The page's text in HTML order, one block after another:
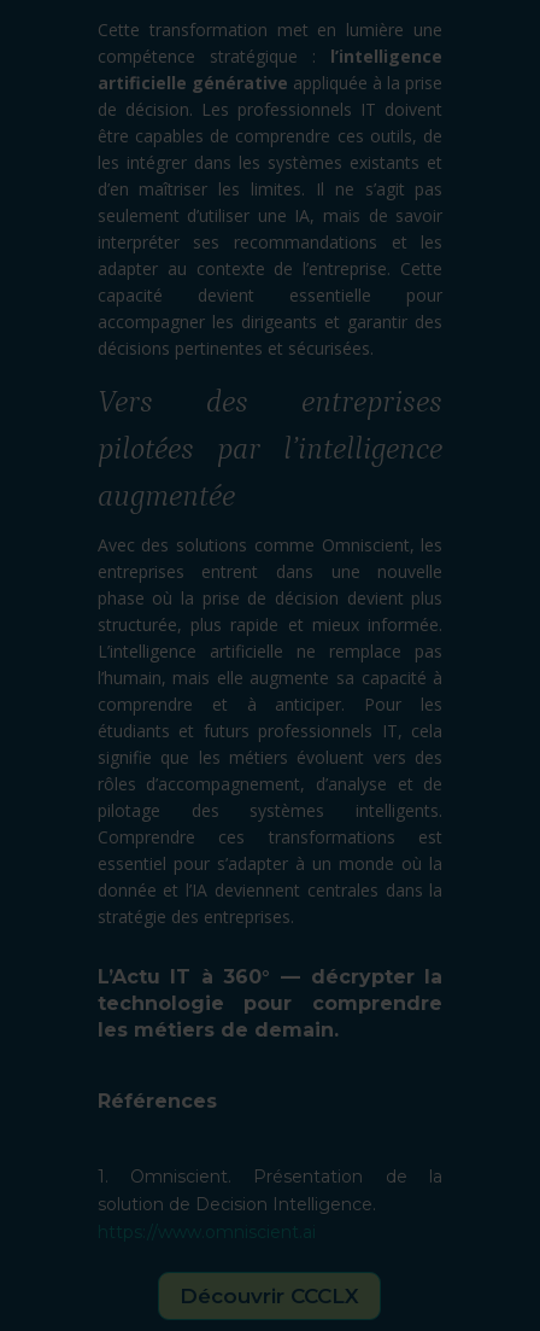
Cette transformation met en lumière une
compétence stratégique :
l’intelligence
artificielle générative appliquée à la prise
de décision. Les professionnels IT doivent
être capables de comprendre ces outils, de
les intégrer dans les systèmes existants et
d’en maîtriser les limites. Il ne s’agit pas
seulement d’utiliser une IA, mais de savoir
interpréter ses recommandations et les
adapter au contexte de l’entreprise. Cette
capacité devient essentielle pour
accompagner les dirigeants et garantir des
décisions pertinentes et sécurisées.
Vers des entreprises
pilotées par l’intelligence
augmentée
Avec des solutions comme Omniscient, les
entreprises entrent dans une nouvelle
phase où la prise de décision devient plus
structurée, plus rapide et mieux informée.
L’intelligence artificielle ne remplace pas
l’humain, mais elle augmente sa capacité à
comprendre et à anticiper. Pour les
étudiants et futurs professionnels IT, cela
signifie que les métiers évoluent vers des
rôles d’accompagnement, d’analyse et de
pilotage des systèmes intelligents.
Comprendre ces transformations est
essentiel pour s’adapter à un monde où la
donnée et l’IA deviennent centrales dans la
stratégie des entreprises.
L’Actu IT à 360° — décrypter la
technologie pour comprendre
les métiers de demain.
Références
1. Omniscient. Présentation de la
solution de Decision Intelligence.
https://www.omniscient.ai
Découvrir CCCLX